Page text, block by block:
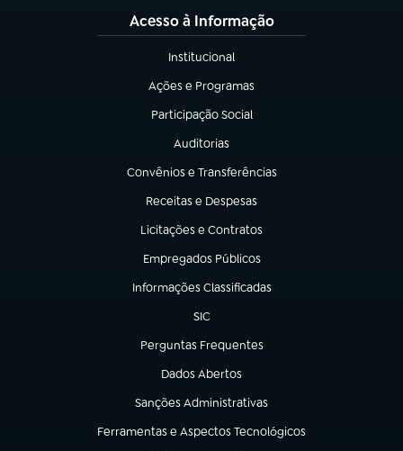
Acesso à Informação
Institucional
(abre em nova aba)
Ações e Programas
(abre em nova aba)
Participação Social
(abre em nova aba)
Auditorias
(abre em nova aba)
Convênios e Transferências
(abre em nova aba)
Receitas e Despesas
(abre em nova aba)
Licitações e Contratos
(abre em nova aba)
Empregados Públicos
(abre em nova aba)
Informações Classificadas
(abre em nova aba)
SIC
(abre em nova aba)
Perguntas Frequentes
(abre em nova aba)
Dados Abertos
(abre em nova aba)
Sanções Administrativas
(abre em nova aba)
Ferramentas e Aspectos Tecnológicos
(abre em nova aba)